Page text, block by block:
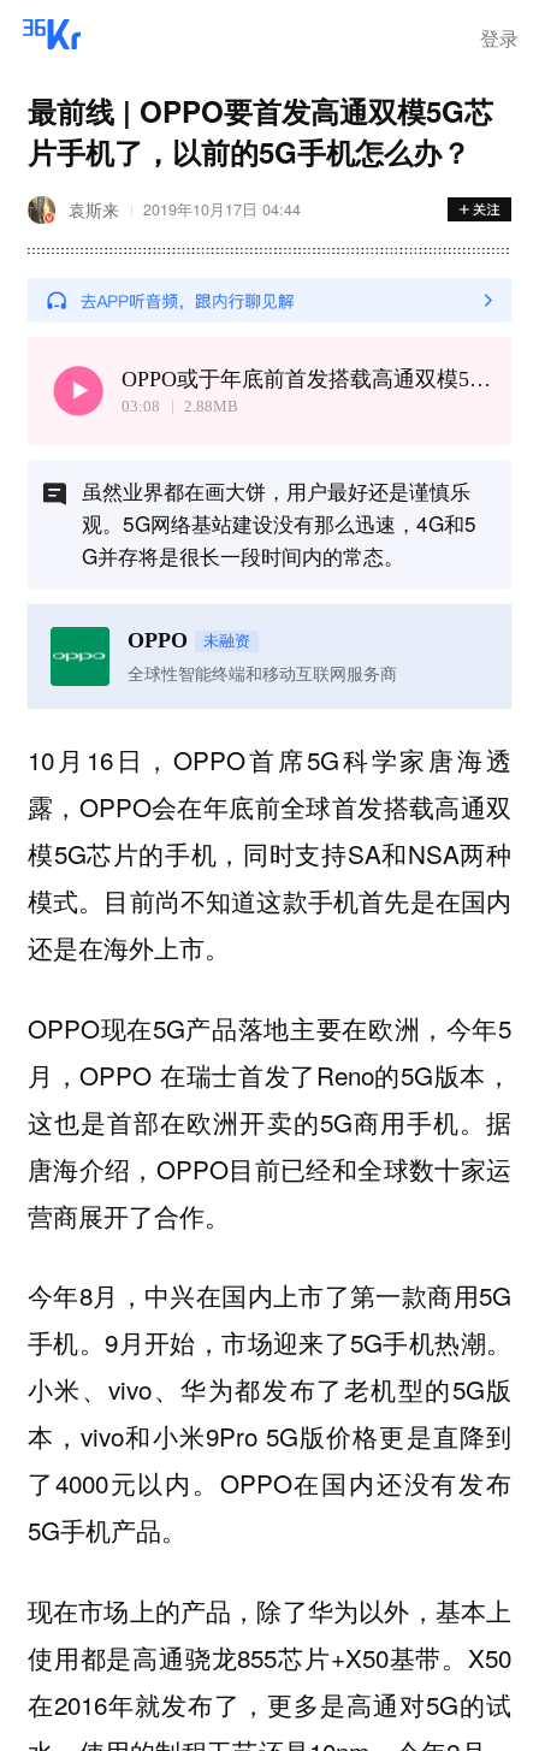
登录
最前线 | OPPO要首发高通双模5G芯
片手机了，以前的5G手机怎么办？
袁斯来 2019年10月17日 04:44
OPPO或于年底前首发搭载高通双模5G芯片的手机，但5G4G共存将是常态
03:08 2.88MB
虽然业界都在画大饼，用户最好还是谨慎乐
观。5G网络基站建设没有那么迅速，4G和5
G并存将是很长一段时间内的常态。
OPPO 未融资
全球性智能终端和移动互联网服务商
10月16日，OPPO首席5G科学家唐海透
露，OPPO会在年底前全球首发搭载高通双
模5G芯片的手机，同时支持SA和NSA两种
模式。目前尚不知道这款手机首先是在国内
还是在海外上市。
OPPO现在5G产品落地主要在欧洲，今年5
月，OPPO 在瑞士首发了Reno的5G版本，
这也是首部在欧洲开卖的5G商用手机。据
唐海介绍，OPPO目前已经和全球数十家运
营商展开了合作。
今年8月，中兴在国内上市了第一款商用5G
手机。9月开始，市场迎来了5G手机热潮。
小米、vivo、华为都发布了老机型的5G版
本，vivo和小米9Pro 5G版价格更是直降到
了4000元以内。OPPO在国内还没有发布
5G手机产品。
现在市场上的产品，除了华为以外，基本上
使用都是高通骁龙855芯片+X50基带。X50
在2016年就发布了，更多是高通对5G的试